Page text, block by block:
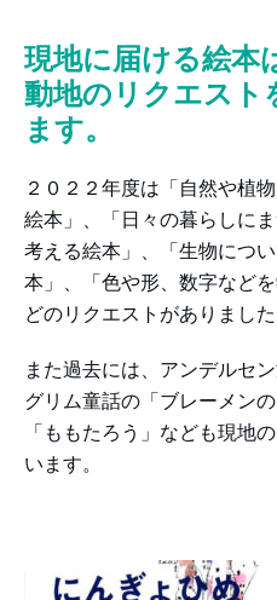
現地に届ける絵本
動地のリクエスト
ます。
２０２２年度は「自然や植
絵本」、「日々の暮らしに
考える絵本」、「生物につ
本」、「色や形、数字など
どのリクエストがありました
また過去には、アンデルセ
グリム童話の「ブレーメン
「ももたろう」なども現地
います。